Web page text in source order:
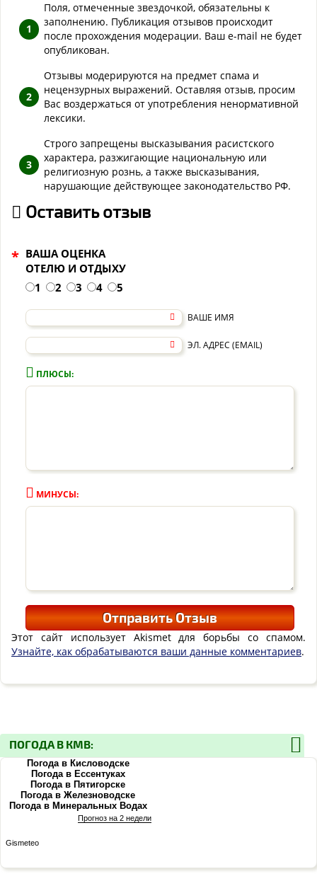
Поля, отмеченные звездочкой, обязательны к
заполнению. Публикация отзывов происходит
после прохождения модерации. Ваш e-mail не будет
опубликован.
Отзывы модерируются на предмет спама и
нецензурных выражений. Оставляя отзыв, просим
Вас воздержаться от употребления ненормативной
лексики.
Строго запрещены высказывания расистского
характера, разжигающие национальную или
религиозную рознь, а также высказывания,
нарушающие действующее законодательство РФ.
Оставить отзыв
ВАША ОЦЕНКА
ОТЕЛЮ И ОТДЫХУ
*
1 2 3 4 5
ВАШЕ ИМЯ
ЭЛ. АДРЕС (EMAIL)
ПЛЮСЫ:
МИНУСЫ:
Этот сайт использует Akismet для борьбы со спамом.
Узнайте, как обрабатываются ваши данные комментариев.
ПОГОДА В КМВ:
Погода в Кисловодске
Погода в Ессентуках
Погода в Пятигорске
Погода в Железноводске
Погода в Минеральных Водах
Gismeteo
Прогноз на 2 недели